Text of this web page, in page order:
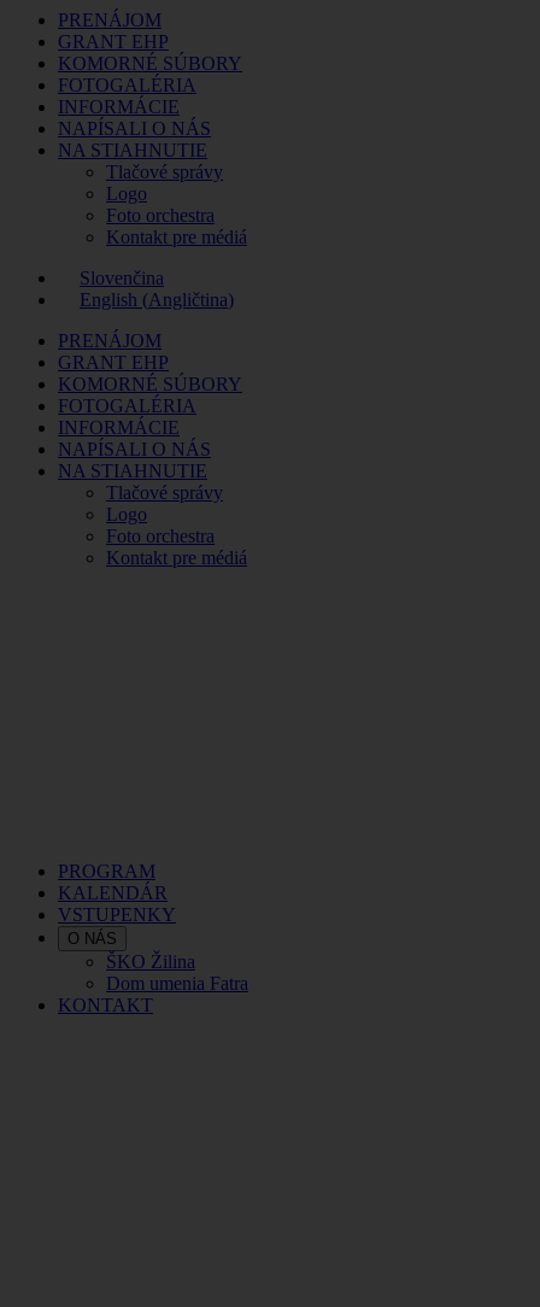
PRENÁJOM
GRANT EHP
KOMORNÉ SÚBORY
FOTOGALÉRIA
INFORMÁCIE
NAPÍSALI O NÁS
NA STIAHNUTIE
Tlačové správy
Logo
Foto orchestra
Kontakt pre médiá
Slovenčina
English (Angličtina)
PRENÁJOM
GRANT EHP
KOMORNÉ SÚBORY
FOTOGALÉRIA
INFORMÁCIE
NAPÍSALI O NÁS
NA STIAHNUTIE
Tlačové správy
Logo
Foto orchestra
Kontakt pre médiá
PROGRAM
KALENDÁR
VSTUPENKY
O NÁS
ŠKO Žilina
Dom umenia Fatra
KONTAKT